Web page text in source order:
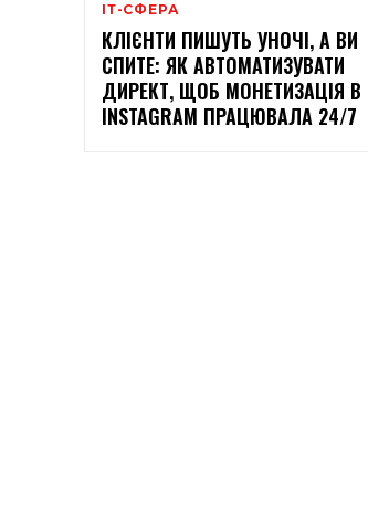
ІТ-СФЕРА
КЛІЄНТИ ПИШУТЬ УНОЧІ, А ВИ
СПИТЕ: ЯК АВТОМАТИЗУВАТИ
ДИРЕКТ, ЩОБ МОНЕТИЗАЦІЯ В
INSTAGRAM ПРАЦЮВАЛА 24/7